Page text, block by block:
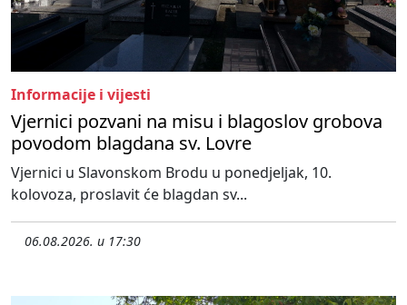
Informacije i vijesti
Vjernici pozvani na misu i blagoslov grobova
povodom blagdana sv. Lovre
Vjernici u Slavonskom Brodu u ponedjeljak, 10.
kolovoza, proslavit će blagdan sv...
06.08.2026. u 17:30